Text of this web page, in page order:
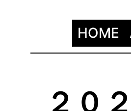
HOME
２０